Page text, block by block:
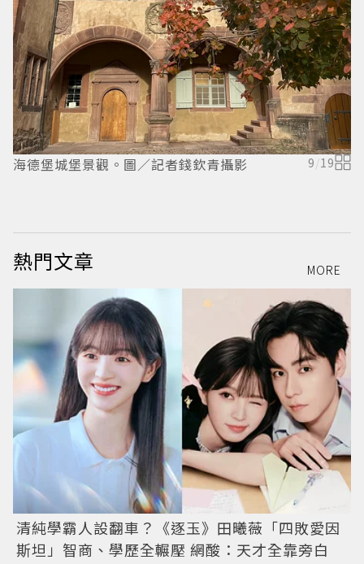
海德堡城堡景觀。圖／記者錢欽青攝影 9/19
熱門文章 MORE
清純學霸人設翻車？《逐玉》田曦薇「四敗愛因
斯坦」智商、學歷全輾壓 網酸：天才全靠旁白